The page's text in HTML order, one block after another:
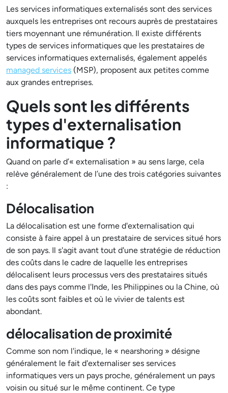
Les services informatiques externalisés sont des services
auxquels les entreprises ont recours auprès de prestataires
tiers moyennant une rémunération. Il existe différents
types de services informatiques que les prestataires de
services informatiques externalisés, également appelés
managed services (MSP), proposent aux petites comme
aux grandes entreprises.
Quels sont les différents
types d'externalisation
informatique ?
Quand on parle d’« externalisation » au sens large, cela
relève généralement de l’une des trois catégories suivantes
:
Délocalisation
La délocalisation est une forme d'externalisation qui
consiste à faire appel à un prestataire de services situé hors
de son pays. Il s'agit avant tout d'une stratégie de réduction
des coûts dans le cadre de laquelle les entreprises
délocalisent leurs processus vers des prestataires situés
dans des pays comme l'Inde, les Philippines ou la Chine, où
les coûts sont faibles et où le vivier de talents est
abondant.
délocalisation de proximité
Comme son nom l'indique, le « nearshoring » désigne
généralement le fait d'externaliser ses services
informatiques vers un pays proche, généralement un pays
voisin ou situé sur le même continent. Ce type